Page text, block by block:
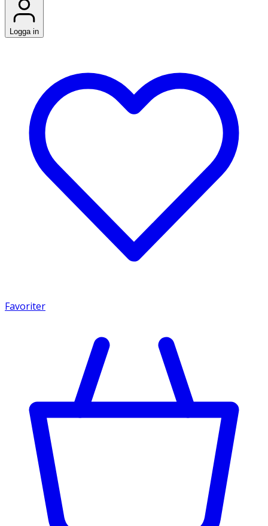
Logga in
Favoriter